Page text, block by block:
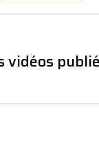
vidéos